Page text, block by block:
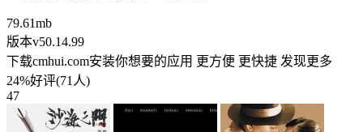
79.61mb
版本v50.14.99
下载cmhui.com安装你想要的应用 更方便 更快捷 发现更多
24%好评(71人)
47